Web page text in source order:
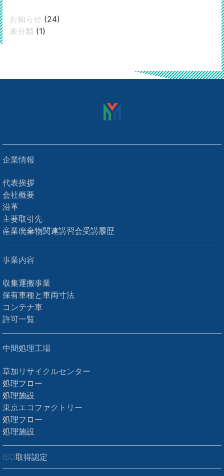
お知らせ (24)
未分類 (1)
企業情報
代表挨拶
会社概要
沿革
主要取引先
産業廃棄物関連講習会受講履歴
事業内容
収集運搬事業
保有車種と車両寸法
コンテナ車
許可一覧
中間処理工場
草加リサイクルセンター
処理フロー
処理施設
東京エコファクトリー
処理フロー
処理施設
ISO取得認定